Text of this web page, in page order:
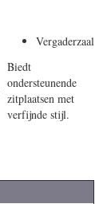
Vergaderzaal
Biedt
ondersteunende
zitplaatsen met
verfijnde stijl.